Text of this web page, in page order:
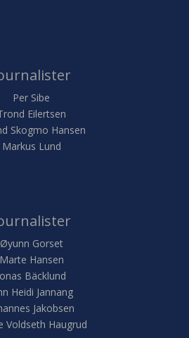
Per Sibe
Eilertsen
Skogmo Hansen
Markus Lund
Øyunn Gorset
Marte Hansen
Bäcklund
Heidi Jannang
Jakobsen
Voldseth Haugrud